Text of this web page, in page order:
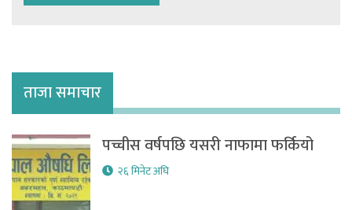
ताजा समाचार
पच्चीस वर्षपछि यसरी नाफामा फर्कियो
२६ मिनेट अघि